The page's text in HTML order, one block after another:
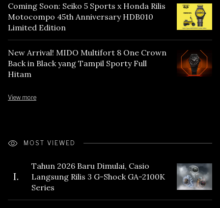
Coming Soon: Seiko 5 Sports x Honda Rilis
Motocompo 45th Anniversary HDB010
Limited Edition
New Arrival! MIDO Multifort 8 One Crown
Back in Black yang Tampil Sporty Full
Hitam
View more
MOST VIEWED
I.
Tahun 2026 Baru Dimulai, Casio
Langsung Rilis 3 G-Shock GA-2100K
Series